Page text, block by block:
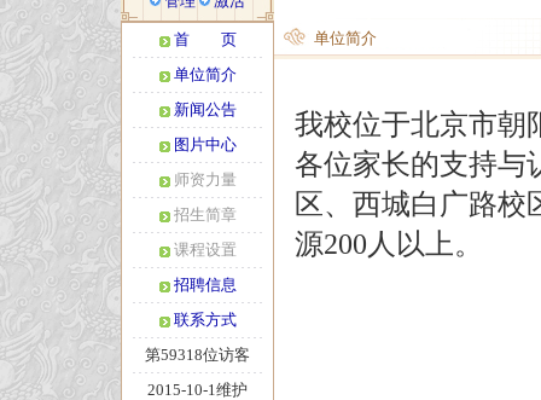
首 页
单位简介
新闻公告
图片中心
师资力量
招生简章
课程设置
招聘信息
联系方式
第59318位访客
2015-10-1维护
单位简介
我校位于北京市朝
各位家长的支持与
区、西城白广路
源200人以上。